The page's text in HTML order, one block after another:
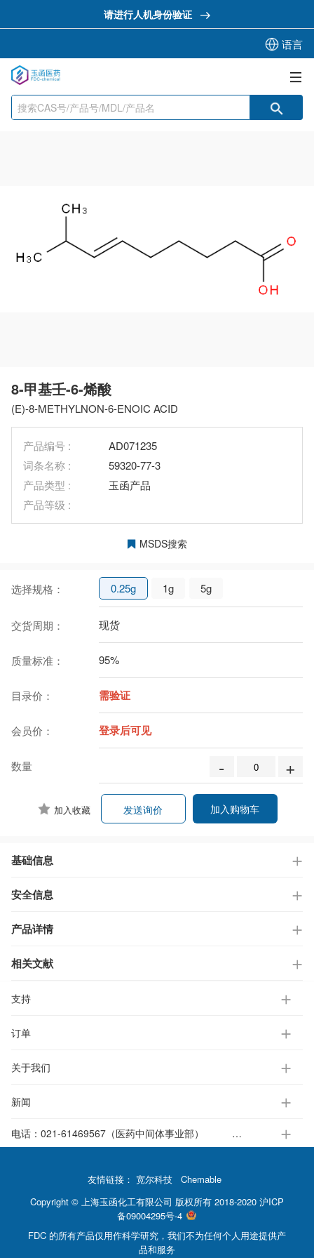
请进行人机身份验证
语言
8-甲基壬-6-烯酸
(E)-8-METHYLNON-6-ENOIC ACID
产品编号 :
AD071235
词条名称 :
59320-77-3
产品类型 :
玉函产品
产品等级 :
MSDS搜索
选择规格： 0.25g 1g 5g
交货周期： 现货
质量标准： 95%
目录价： 需验证
会员价： 登录后可见
数量 - +
加入收藏 加入购物车
发送询价
基础信息
安全信息
产品详情
相关文献
支持
订单
关于我们
新闻
电话： 021-61469567（医药中间体事业部）
友情链接： 宽尔科技
Chemable
Copyright © 上海玉函化工有限公司 版权所有 2018-2020 沪ICP
备09004295号-4
FDC 的所有产品仅用作科学研究，我们不为任何个人用途提供产
品和服务